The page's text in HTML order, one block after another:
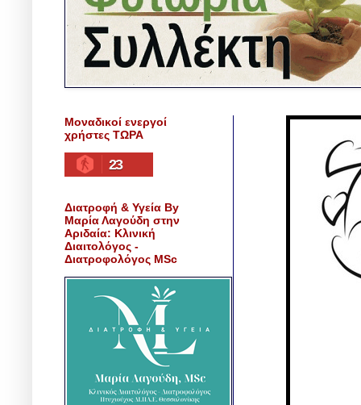
Μοναδικοί ενεργοί
χρήστες ΤΩΡΑ
23
Διατροφή & Υγεία By
Μαρία Λαγούδη στην
Αριδαία: Κλινική
Διαιτολόγος -
Διατροφολόγος MSc